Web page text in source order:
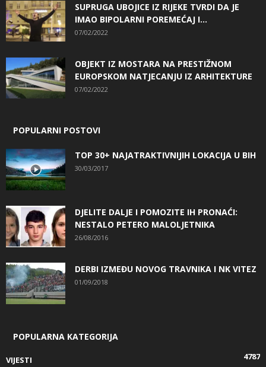
SUPRUGA UBOJICE IZ RIJEKE TVRDI DA JE
IMAO BIPOLARNI POREMEĆAJ I...
07/02/2022
OBJEKT IZ MOSTARA NA PRESTIŽNOM
EUROPSKOM NATJECANJU IZ ARHITEKTURE
07/02/2022
POPULARNI POSTOVI
TOP 30+ NAJATRAKTIVNIJIH LOKACIJA U BIH
30/03/2017
DJELITE DALJE I POMOZITE IH PRONAĆI:
NESTALO PETERO MALOLJETNIKA
26/08/2016
DERBI IZMEĐU NOVOG TRAVNIKA I NK VITEZ
01/09/2018
POPULARNA KATEGORIJA
VIJESTI
4787